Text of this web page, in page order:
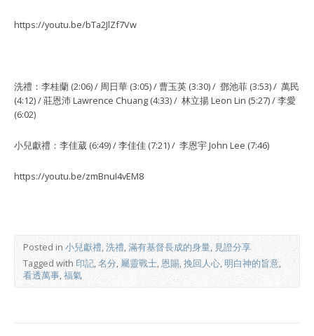
https://youtu.be/bTa2JlZf7Vw
洗禮：李桂蘭 (2:06) / 周日華 (3:05) / 曹玉英 (3:30) / 鄧池菲 (3:53) / 萬民
(4:12) / 莊恩沛 Lawrence Chuang (4:33) / 林立揚 Leon Lin (5:27) / 李愛
(6:02)
小兒獻禮：李佳葳 (6:49) / 李佳佳 (7:21) / 李恩宇 John Lee (7:46)
https://youtu.be/zmBnuI4vEM8
Posted in 小兒獻禮,洗禮,滿有基督長成的身量, 見證分享
Tagged with印記,名分, 屬靈戰⼠,恩賜,挽回⼈⼼,明白神的旨意,
看透萬事,福氣